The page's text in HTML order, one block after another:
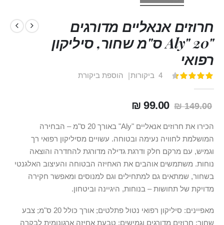
חרוזים אנאליים מדורגים
"Aly" 20 ס"מ שחור, סיליקון
רפואי
דירוג:
4 ביקורות הוספת ביקורת
149.00 ₪
99.00 ₪
הכירו את חרוזים אנאליים "Aly" באורך 20 ס"מ – הבחירה
המושלמת לחוויה נעימה ובטוחה. עשויים מסיליקון רפואי רך
וגמיש, עם מרקם חלק ודרגת גדילה מדורגת להחדרה והוצאה
נוחות. משתמשים אוהבים את האחיזה הבטוחה והעיצוב האלגנטי
בשחור, שמתאים גם למתחילים וגם למנוסים ומאפשר חקירה
מדויקת של תחושות – בנוחות, היגיינה וביטחון.
מאפיינים: סיליקון רפואי נטול פתלטים; אורך כולל 20 ס"מ; צבע
שחור; חרוזים מדורגים וגמישים; טבעת אחיזה ארגונומית לבקרה